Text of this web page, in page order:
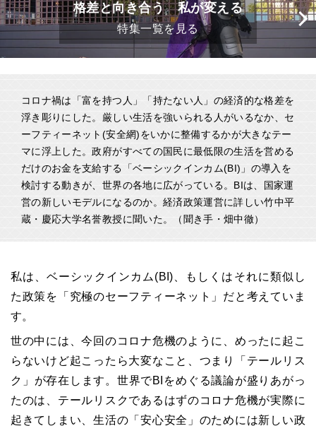
格差と向き合う 私が変える
特集一覧を見る
コロナ禍は「富を持つ人」「持たない人」の経済的な格差を
浮き彫りにした。厳しい生活を強いられる人がいるなか、セ
ーフティーネット(安全網)をいかに整備するかが大きなテー
マに浮上した。政府がすべての国民に最低限の生活を営める
だけのお金を支給する「ベーシックインカム(BI)」の導入を
検討する動きが、世界の各地に広がっている。BIは、国家運
営の新しいモデルになるのか。経済政策運営に詳しい竹中平
蔵・慶応大学名誉教授に聞いた。（聞き手・畑中徹）
私は、ベーシックインカム(BI)、もしくはそれに類似し
た政策を「究極のセーフティーネット」だと考えていま
す。
世の中には、今回のコロナ危機のように、めったに起こ
らないけど起こったら大変なこと、つまり「テールリス
ク」が存在します。世界でBIをめぐる議論が盛りあがっ
たのは、テールリスクであるはずのコロナ危機が実際に
起きてしまい、生活の「安心安全」のためには新しい政